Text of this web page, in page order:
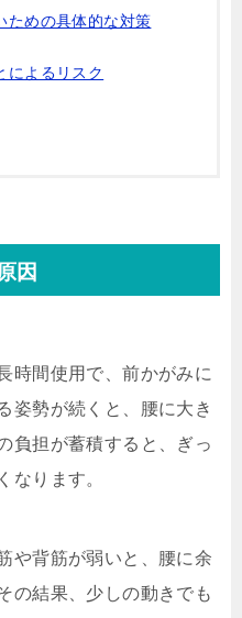
ための具体的な対策
によるリスク
因
時間使用で、前かがみに
姿勢が続くと、腰に大き
負担が蓄積すると、ぎっ
なります。
や背筋が弱いと、腰に余
の結果、少しの動きでも